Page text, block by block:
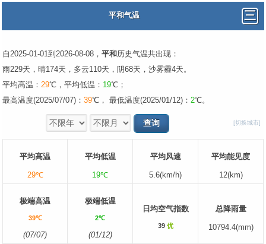
平和气温
自2025-01-01到2026-08-08， 平和历史气温共出现：
雨229天，晴174天，多云110天，阴68天，沙雾霾4天。
平均高温： 29℃，平均低温： 19℃；
最高温度(2025/07/07)： 39℃， 最低温度(2025/01/12)： 2℃。
[切换城市]
平均高温
29℃
平均低温
19℃
平均风速
5.6(km/h)
平均能见度
12(km)
极端高温
39℃
(07/07)
极端低温
2℃
(01/12)
日均空气指数
39 优
总降雨量
10794.4(mm)